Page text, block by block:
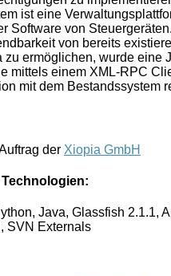
ist eine
Software von
von bereits
zu ermöglichen, wurde eine
mittels einem XML-RPC
mit dem Bestandssystem
der Xiopia GmbH
Java, Glassfish 2.1.1,
SVN Externals